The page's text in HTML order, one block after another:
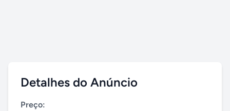
Detalhes do Anúncio
Preço: